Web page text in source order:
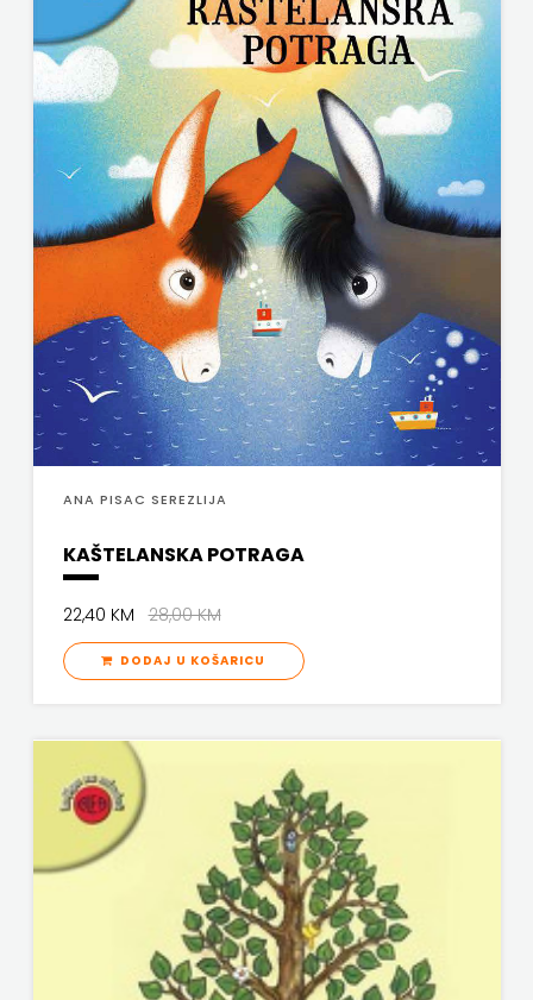
ANA PISAC SEREZLIJA
KAŠTELANSKA POTRAGA
22,40 KM28,00 KM
DODAJ U KOŠARICU